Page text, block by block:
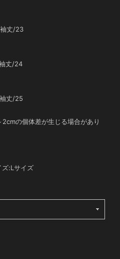
丈/23
丈/24
丈/25
の個体差が生じる場合があり
:Lサイズ